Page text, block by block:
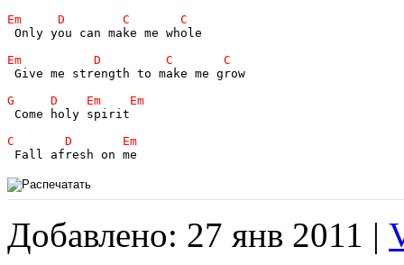
Only you can make me whole
Give me strength to make me grow
Come holy spirit
Добавлено: 27 янв 2011 |